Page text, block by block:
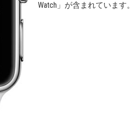
Watch」が含まれています。